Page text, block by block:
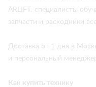
ARLIFT: специалисты
запчасти и расходники
Доставка от 1 дня в
и персональный
Как купить технику